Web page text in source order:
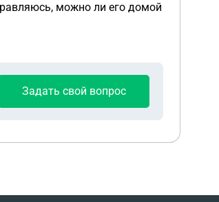
можно ли его домой
Задать свой вопрос